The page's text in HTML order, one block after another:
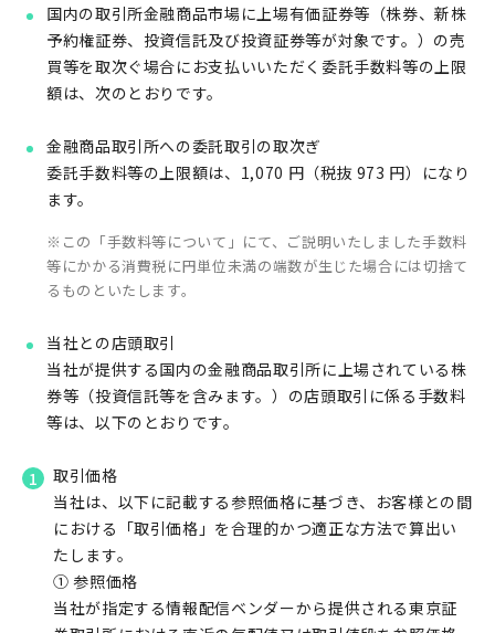
国内の取引所金融商品市場に上場有価証券等（株券、新株
予約権証券、投資信託及び投資証券等が対象です。）の売
買等を取次ぐ場合にお支払いいただく委託手数料等の上限
額は、次のとおりです。
金融商品取引所への委託取引の取次ぎ
委託手数料等の上限額は、1,070 円（税抜 973 円）になり
ます。
この「手数料等について」にて、ご説明いたしました手数料
等にかかる消費税に円単位未満の端数が生じた場合には切捨て
るものといたします。
当社との店頭取引
当社が提供する国内の金融商品取引所に上場されている株
券等（投資信託等を含みます。）の店頭取引に係る手数料
等は、以下のとおりです。
取引価格
当社は、以下に記載する参照価格に基づき、お客様との間
における「取引価格」を合理的かつ適正な方法で算出い
たします。
① 参照価格
当社が指定する情報配信ベンダーから提供される東京証